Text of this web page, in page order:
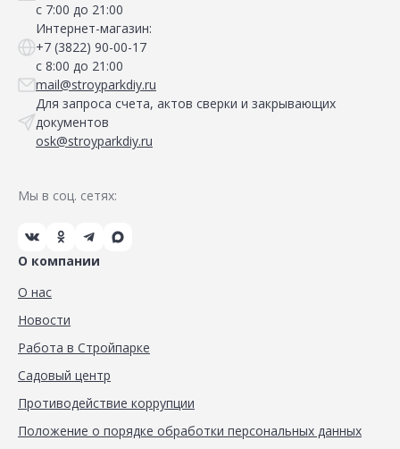
с 7:00 до 21:00
Интернет-магазин:
+7 (3822) 90-00-17
с 8:00 до 21:00
mail@stroyparkdiy.ru
Для запроса счета, актов сверки и закрывающих
документов
osk@stroyparkdiy.ru
Мы в соц. сетях:
О компании
О нас
Новости
Работа в Стройпарке
Садовый центр
Противодействие коррупции
Положение о порядке обработки персональных данных